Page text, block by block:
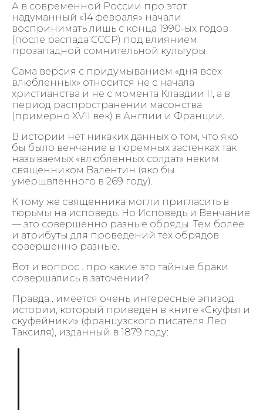
А в современной России про этот
надуманный «14 февраля» начали
воспринимать лишь с конца 1990-ых годов
(после распада СССР) под влиянием
прозападной сомнительной культуры.
Сама версия с придумыванием «дня всех
влюбленных» относится не с начала
христианства и не с момента Клавдии II, а в
период распространении масонства
(примерно XVII век) в Англии и Франции.
В истории нет никаких данных о том, что яко
бы было венчание в тюремных застенках так
называемых «влюбленных солдат» неким
священником Валентин (яко бы
умерщвленного в 269 году).
К тому же священника могли пригласить в
тюрьмы на исповедь. Но Исповедь и Венчание
— это совершенно разные обряды. Тем более
и атрибуты для проведений тех обрядов
совершенно разные.
Вот и вопрос . про какие это тайные браки
совершались в заточении?
Правда . имеется очень интересные эпизод
истории, который приведен в книге «Скуфья и
скуфейники» (французского писателя Лео
Таксиля), изданный в 1879 году: